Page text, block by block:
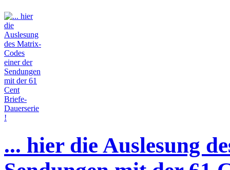
... hier die Auslesung